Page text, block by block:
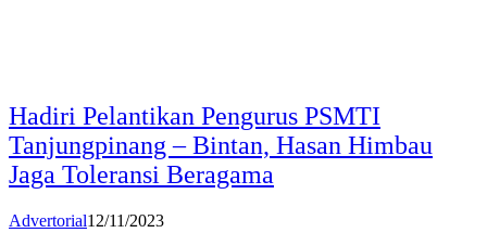
Hadiri Pelantikan Pengurus PSMTI
Tanjungpinang – Bintan, Hasan Himbau
Jaga Toleransi Beragama
Advertorial12/11/2023